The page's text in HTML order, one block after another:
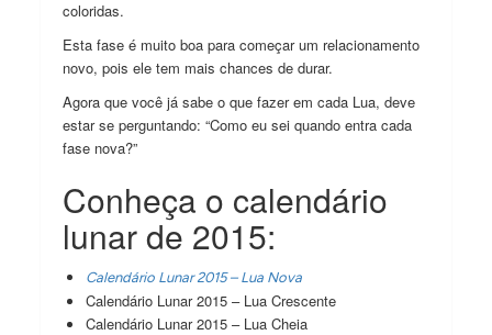
coloridas.
Esta fase é muito boa para começar um relacionamento
novo, pois ele tem mais chances de durar.
Agora que você já sabe o que fazer em cada Lua, deve
estar se perguntando: “Como eu sei quando entra cada
fase nova?”
Conheça o calendário
lunar de 2015:
Calendário Lunar 2015 – Lua Nova
Calendário Lunar 2015 – Lua Crescente
Calendário Lunar 2015 – Lua Cheia